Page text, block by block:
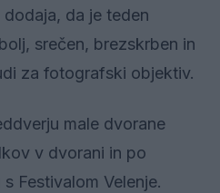
da je teden
srečen, brezskrben in
za fotografski objektiv.
male dvorane
v dvorani in po
Festivalom Velenje.